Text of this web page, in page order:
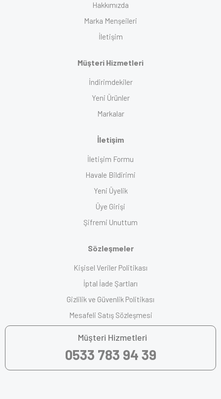
Hakkımızda
Marka Menşeileri
İletişim
Müşteri Hizmetleri
İndirimdekiler
Yeni Ürünler
Markalar
İletişim
İletişim Formu
Havale Bildirimi
Yeni Üyelik
Üye Girişi
Şifremi Unuttum
Sözleşmeler
Kişisel Veriler Politikası
İptal İade Şartları
Gizlilik ve Güvenlik Politikası
Mesafeli Satış Sözleşmesi
Müşteri Hizmetleri
0533 783 94 39